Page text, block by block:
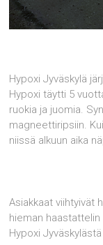
Hypoxi Jyväskylä
Hypoxi täytti 5
ruokia ja juomia.
magneettiripsiin.
niissä alkuun aika
Asiakkaat viihtyivät
hieman
Hypoxi